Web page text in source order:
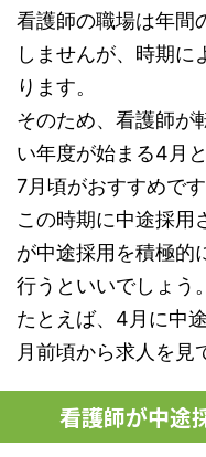
看護師の職場は年間
しませんが、時期に
ります。
そのため、看護師が
い年度が始まる4月
7月頃がおすすめです
この時期に中途採用
が中途採用を積極的
行うといいでしょう。
たとえば、4月に中
月前頃から求人を見
看護師が中途